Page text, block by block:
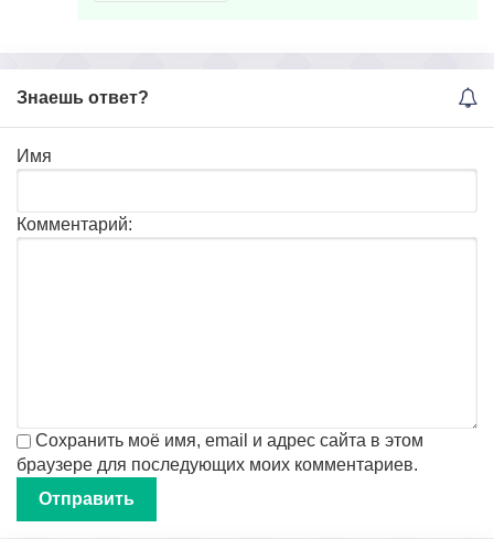
Знаешь ответ?
Имя
Комментарий:
Сохранить моё имя, email и адрес сайта в этом
браузере для последующих моих комментариев.